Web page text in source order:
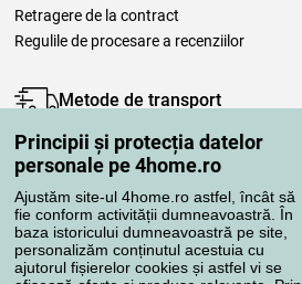
Principii și protecția datelor
personale pe 4home.ro
Ajustăm site-ul 4home.ro astfel, încât să
fie conform activității dumneavoastră. În
baza istoricului dumneavoastră pe site,
personalizăm conținutul acestuia cu
ajutorul fișierelor cookies și astfel vi se
Retragere de la contract
Regulile de procesare a recenziilor
Metode de transport
Metode de plată
Magazin de încredere